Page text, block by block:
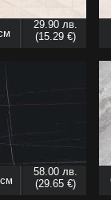
29.90 лв.
(15.29 €)
58.00 лв.
(29.65 €)